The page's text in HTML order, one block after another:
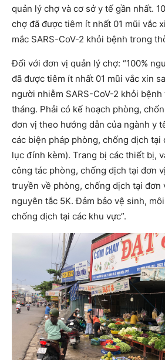
quản lý chợ và cơ sở y tế gần nhất.
chợ đã được tiêm ít nhất 01 mũi vắc
mắc SARS-CoV-2 khỏi bệnh trong
Đối với đơn vị quản lý chợ: “100%
đã được tiêm ít nhất 01 mũi vắc xin
người nhiễm SARS-CoV-2 khỏi
tháng. Phải có kế hoạch phòng,
đơn vị theo hướng dẫn của ngành y
các biện pháp phòng, chống dịch tại
lục đính kèm). Trang bị các thiết bị,
công tác phòng, chống dịch tại đơn
truyền về phòng, chống dịch tại đơn
nguyên tắc 5K. Đảm bảo vệ sinh,
chống dịch tại các khu vực”.